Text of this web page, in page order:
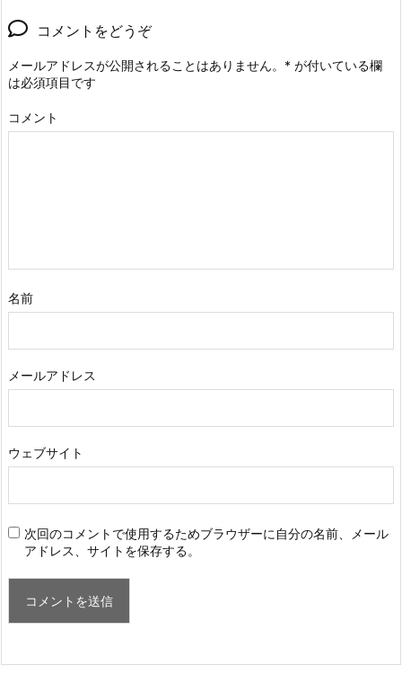
コメントをどうぞ
メールアドレスが公開されることはありません。 * が付いている欄
は必須項目です
コメント
名前
メールアドレス
ウェブサイト
次回のコメントで使用するためブラウザーに自分の名前、メール
アドレス、サイトを保存する。